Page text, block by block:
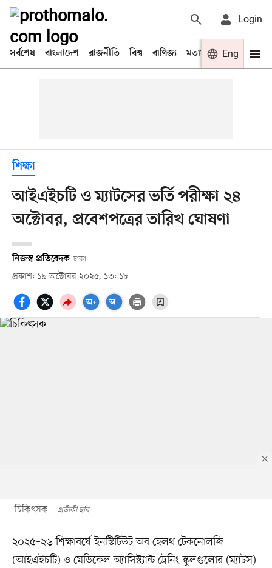
Login
সর্বশেষ বাংলাদেশ রাজনীতি বিশ্ব বাণিজ্য মতামত খেলা
Eng
শিক্ষা
আইএইচটি ও ম্যাটসের ভর্তি পরীক্ষা ২৪
অক্টোবর, প্রবেশপত্রের তারিখ ঘোষণা
নিজস্ব প্রতিবেদক ঢাকা
প্রকাশ: ১৯ অক্টোবর ২০২৫, ১৩: ১৮
চিকিৎসক প্রতীকী ছবি
২০২৫–২৬ শিক্ষাবর্ষে ইনস্টিটিউট অব হেলথ টেকনোলজি
(আইএইচটি) ও মেডিকেল অ্যাসিস্ট্যান্ট ট্রেনিং স্কুলগুলোর (ম্যাটস)